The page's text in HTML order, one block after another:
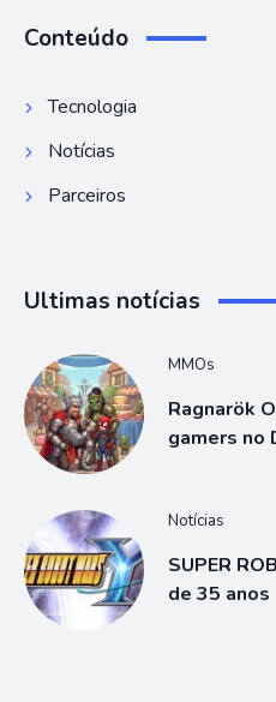
Conteúdo
Tecnologia
Notícias
Parceiros
Ultimas notícias
MMOs
Ragnarök
gamers no
Notícias
SUPER
de 35 anos